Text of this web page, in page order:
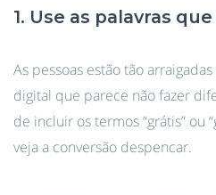
1. Use as palavras
As pessoas estão tão
digital que parece não fazer
de incluir os termos “grátis” ou
veja a conversão despencar.